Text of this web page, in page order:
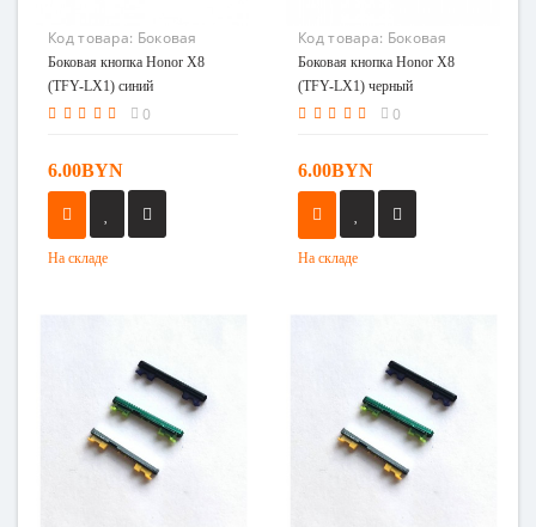
Код товара: Боковая
кнопка Honor X8 (TFY-LX1)
синий
Боковая кнопка Honor X8
(TFY-LX1) синий
0
6.00BYN
На складе
Код товара: Боковая
кнопка Honor X8 (TFY-LX1)
черный
Боковая кнопка Honor X8
(TFY-LX1) черный
0
6.00BYN
На складе